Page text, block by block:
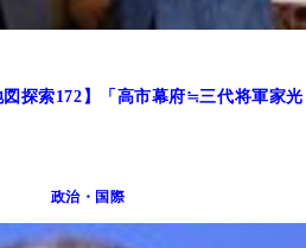
図探索172】「高市幕府≒三代将軍家光
政治・国際